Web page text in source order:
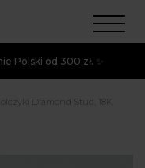
Polski od 300 zł. ✨
Diamond Stud, 18K